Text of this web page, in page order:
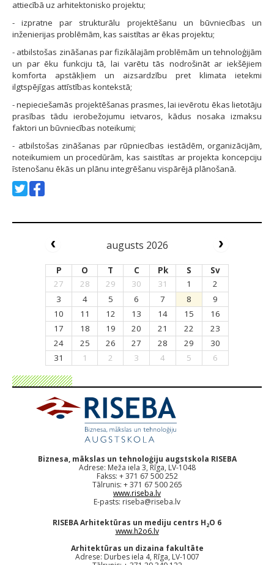
attiecībā uz arhitektonisko projektu;
- izpratne par strukturālu projektēšanu un būvniecības un
inženierijas problēmām, kas saistītas ar ēkas projektu;
- atbilstošas zināšanas par fizikālajām problēmām un tehnoloģijām
un par ēku funkciju tā, lai varētu tās nodrošināt ar iekšējiem
komforta apstākļiem un aizsar­dzību pret klimata ietekmi
ilgtspējīgas attīstības kontek­stā;
- nepieciešamās projektēšanas prasmes, lai ievērotu ēkas lietotāju
prasības tādu ierobežojumu ietvaros, kādus nosaka izmaksu
faktori un būvniecības noteikumi;
- atbilstošas zināšanas par rūpniecības iestādēm, organizā­cijām,
noteikumiem un procedūrām, kas saistītas ar projekta koncepciju
īstenošanu ēkās un plānu integrē­šanu vispārējā plānošanā.
augusts 2026
P O T C Pk S
Sv
27
28 29 30 31 1
2
3
4 5 6 7 8
9
10
11 12 13 14 15
16
17
18 19 20 21 22
23
24
25 26 27 28 29
30
31
1 2 3 4 5 6
Biznesa, mākslas un tehnoloģiju augstskola RISEBA
Adrese: Meža iela 3, Rīga, LV-1048
Fakss: + 371 67 500 252
Tālrunis: + 371 67 500 265
www.riseba.lv
E-pasts: riseba@riseba.lv
RISEBA Arhitektūras un mediju centrs H2O 6
www.h2o6.lv
Arhitektūras un dizaina fakultāte
Adrese: Durbes iela 4, Rīga, LV-1007